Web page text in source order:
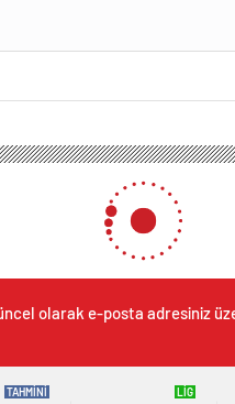
olarak e-posta adresiniz
TAHMİNİ LİG